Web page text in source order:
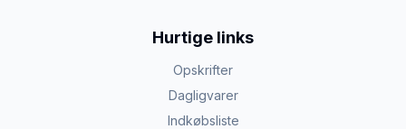
Hurtige links
Opskrifter
Dagligvarer
Indkøbsliste